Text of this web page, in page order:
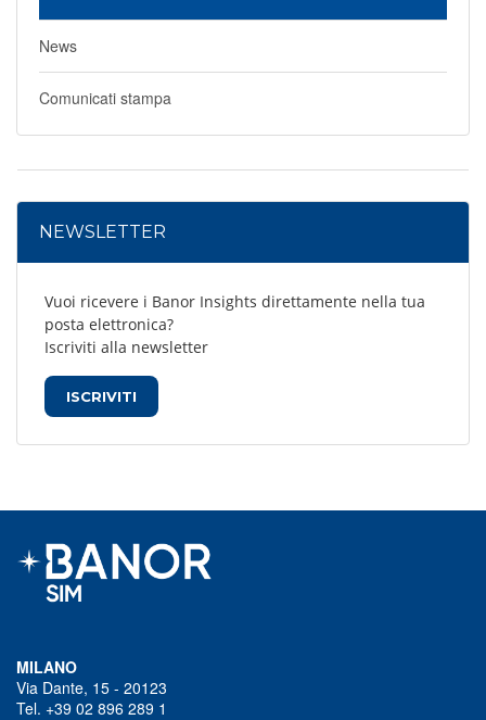
News
Comunicati stampa
NEWSLETTER
Vuoi ricevere i Banor Insights direttamente nella tua
posta elettronica?
Iscriviti alla newsletter
ISCRIVITI
MILANO
Via Dante, 15 - 20123
Tel. +39 02 896 289 1